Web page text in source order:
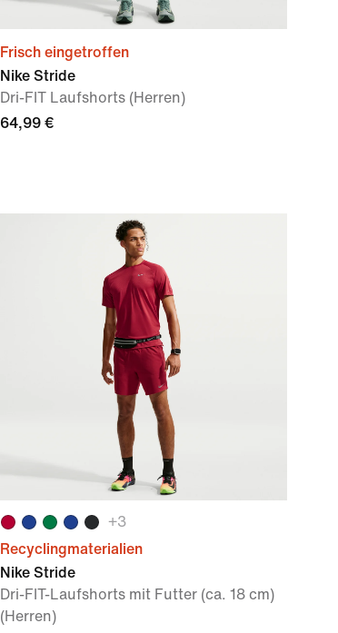
Frisch eingetroffen
Nike Stride
Dri-FIT Laufshorts (Herren)
64,99 €
+3
Recyclingmaterialien
Nike Stride
Dri-FIT-Laufshorts mit Futter (ca. 18 cm)
(Herren)